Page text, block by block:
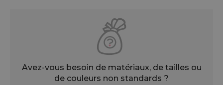
Avez-vous besoin de matériaux, de tailles ou
de couleurs non standards ?